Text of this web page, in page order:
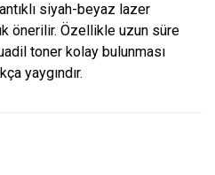
siyah-beyaz lazer
önerilir. Özellikle uzun süre
toner kolay bulunması
yaygındır.